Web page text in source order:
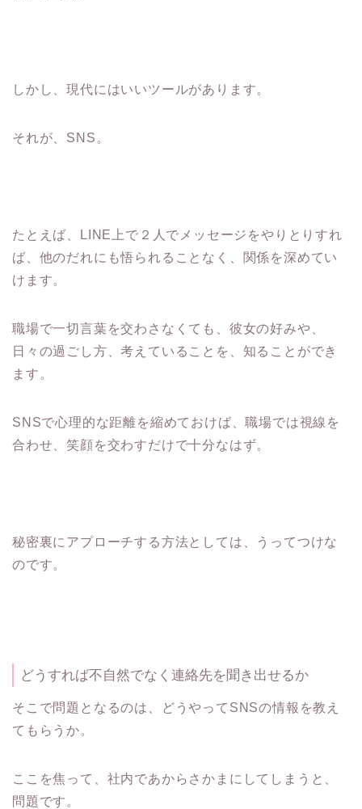
しかし、現代にはいいツールがあります。
それが、SNS。
たとえば、LINE上で２人でメッセージをやりとりすれ
ば、他のだれにも悟られることなく、関係を深めてい
けます。
職場で一切言葉を交わさなくても、彼女の好みや、
日々の過ごし方、考えていることを、知ることができ
ます。
SNSで心理的な距離を縮めておけば、職場では視線を
合わせ、笑顔を交わすだけで十分なはず。
秘密裏にアプローチする方法としては、うってつけな
のです。
どうすれば不自然でなく連絡先を聞き出せるか
そこで問題となるのは、どうやってSNSの情報を教え
てもらうか。
ここを焦って、社内であからさかまにしてしまうと、
問題です。